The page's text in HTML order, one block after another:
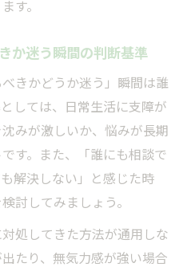
す。
か迷う瞬間の判断基準
きかどうか迷う」瞬間は誰
しては、日常生活に支障が
みが激しいか、悩みが長期
す。また、「誰にも相談で
解決しない」と感じた時
討してみましょう。
処してきた方法が通用しな
たり、無気力感が強い場合